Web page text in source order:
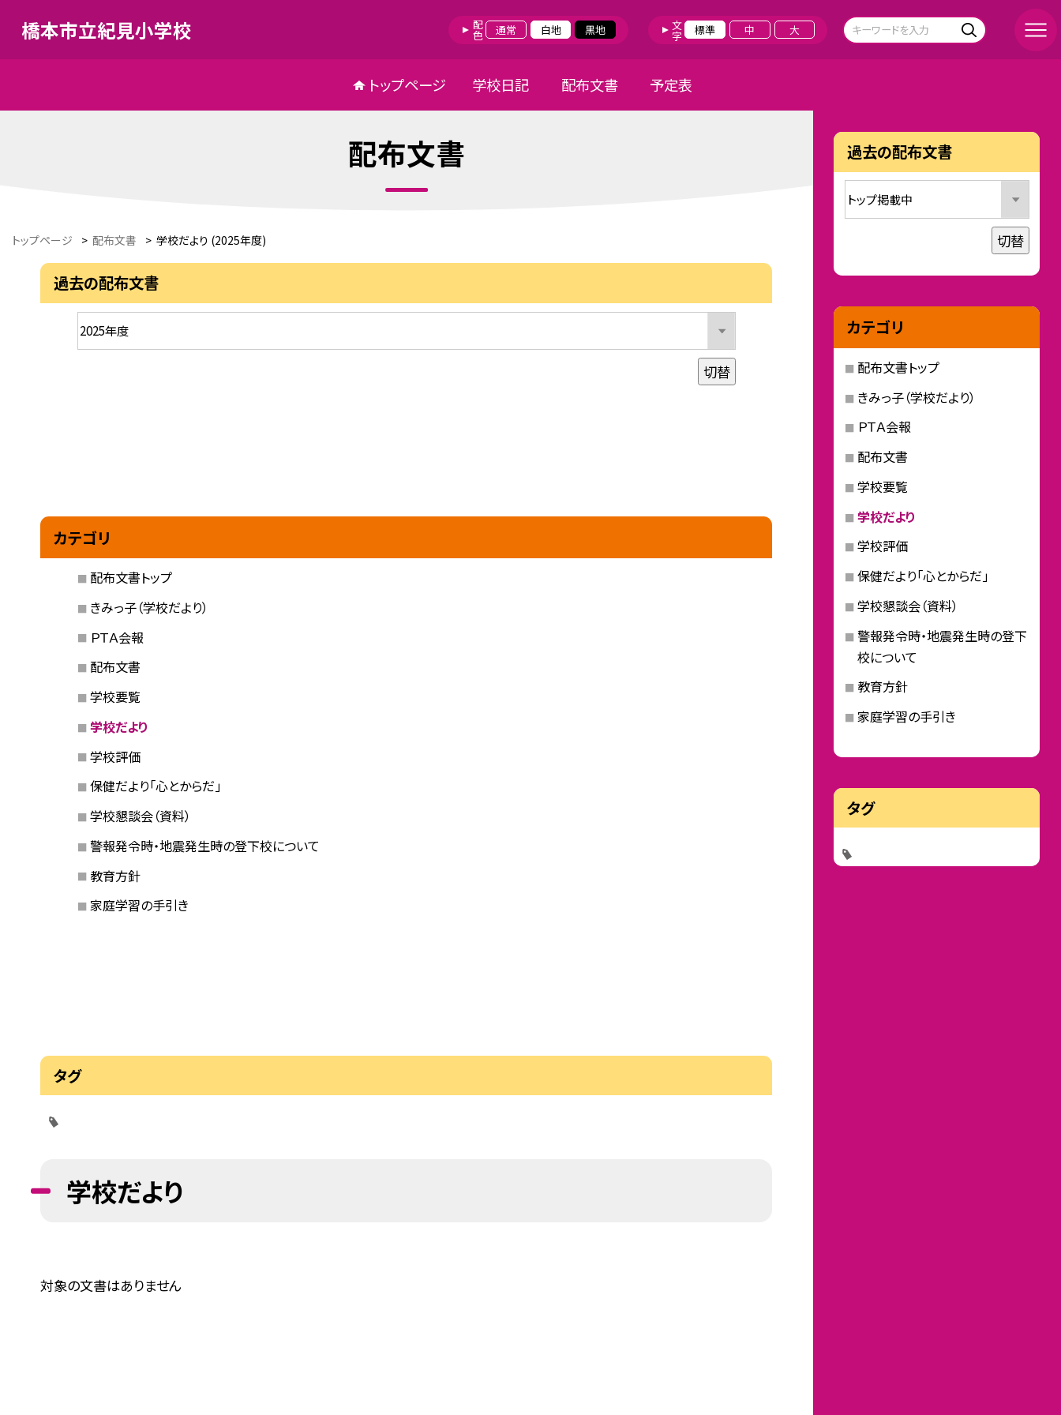
橋本市立紀見小学校 配色 通常 白地 黒地 文字 標準 中 大
トップページ 学校日記 配布文書 予定表
配布文書
トップページ > 配布文書 > 学校だより (2025年度)
過去の配布文書
切替
カテゴリ
配布文書トップ
きみっ子（学校だより）
ＰＴＡ会報
配布文書
学校要覧
学校だより
学校評価
保健だより「心とからだ」
学校懇談会（資料）
警報発令時・地震発生時の登下校について
教育方針
家庭学習の手引き
タグ
学校だより
対象の文書はありません
過去の配布文書
切替
カテゴリ
配布文書トップ
きみっ子（学校だより）
ＰＴＡ会報
配布文書
学校要覧
学校だより
学校評価
保健だより「心とからだ」
学校懇談会（資料）
警報発令時・地震発生時の登下
校について
教育方針
家庭学習の手引き
タグ